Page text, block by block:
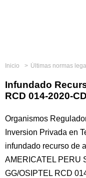
Inicio Últimas normas
Infundado
RCD 014-2020-
Organismos
Inversion Privada en
infundado recurso de
AMERICATEL PERU
GG/OSIPTEL RCD